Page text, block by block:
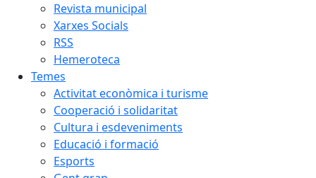
Revista municipal
Xarxes Socials
RSS
Hemeroteca
Temes
Activitat econòmica i turisme
Cooperació i solidaritat
Cultura i esdeveniments
Educació i formació
Esports